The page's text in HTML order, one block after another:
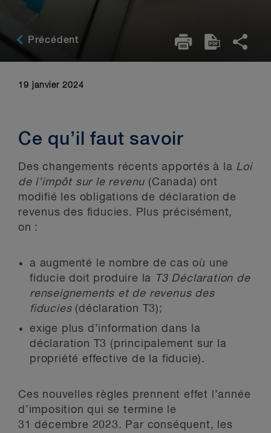
Précédent
19 janvier 2024
Ce qu’il faut savoir
Des changements récents apportés à la Loi
de l’impôt sur le revenu (Canada) ont
modifié les obligations de déclaration de
revenus des fiducies. Plus précisément,
on :
a augmenté le nombre de cas où une
fiducie doit produire la T3 Déclaration de
renseignements et de revenus des
fiducies(déclaration T3);
exige plus d’information dans la
déclaration T3 (principalement sur la
propriété effective de la fiducie).
Ces nouvelles règles prennent effet l’année
d’imposition qui se termine le
31 décembre 2023. Par conséquent, les